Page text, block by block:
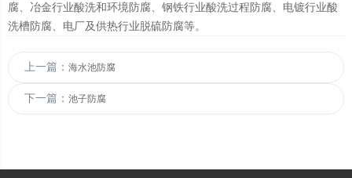
腐、冶金行业酸洗和环境防腐、钢铁行业酸洗过程防腐、电镀行业酸
洗槽防腐、电厂及供热行业脱硫防腐等。
上一篇： 海水池防腐
下一篇： 池子防腐